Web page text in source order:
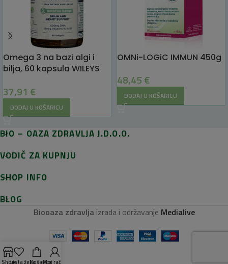
Omega 3 na bazi algi i
bilja, 60 kapsula WILEYS
formula
37,91 €
DODAJ U KOŠARICU
OMNi-LOGiC IMMUN 450g
48,45 €
DODAJ U KOŠARICU
BIO – OAZA ZDRAVLJA J.D.O.O.
VODIČ ZA KUPNJU
SHOP INFO
BLOG
Biooaza zdravlja izrada i održavanje Medialive
ShopLista željaKošaricaMoj račun